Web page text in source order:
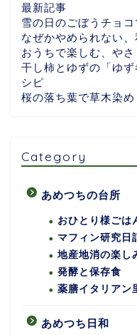
最新記事
雪の日のごぼうチョ
なぜかやめられない
おうちで楽しむ、や
干し柿とゆずの「ゆ
シピ
桜の落ち葉で草木染め
Category
あめつちの台所
おひとり様ごは
マフィン研究日
地産地消の楽し
発酵と保存食
薬膳イタリアン
あめつち日和